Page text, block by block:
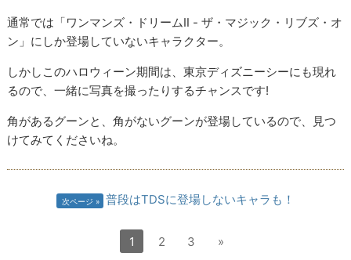
通常では「ワンマンズ・ドリームⅡ - ザ・マジック・リブズ・オ
ン」にしか登場していないキャラクター。
しかしこのハロウィーン期間は、東京ディズニーシーにも現れ
るので、一緒に写真を撮ったりするチャンスです!
角があるグーンと、角がないグーンが登場しているので、見つ
けてみてくださいね。
次ページ 普段はTDSに登場しないキャラも！
1 2 3 »